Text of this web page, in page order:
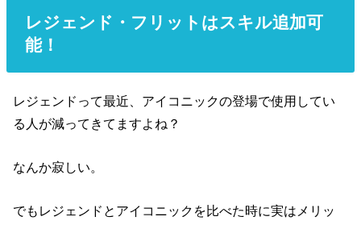
レジェンド・フリットはスキル追加可
能！
レジェンドって最近、アイコニックの登場で使用してい
る人が減ってきてますよね？
なんか寂しい。
でもレジェンドとアイコニックを比べた時に実はメリッ